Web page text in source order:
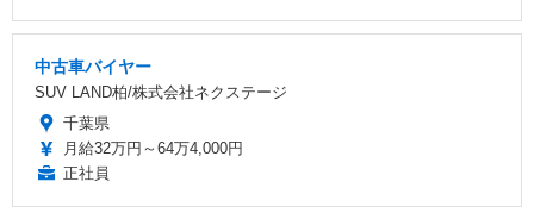
中古車バイヤー
SUV LAND柏/株式会社ネクステージ
千葉県
月給32万円～64万4,000円
正社員